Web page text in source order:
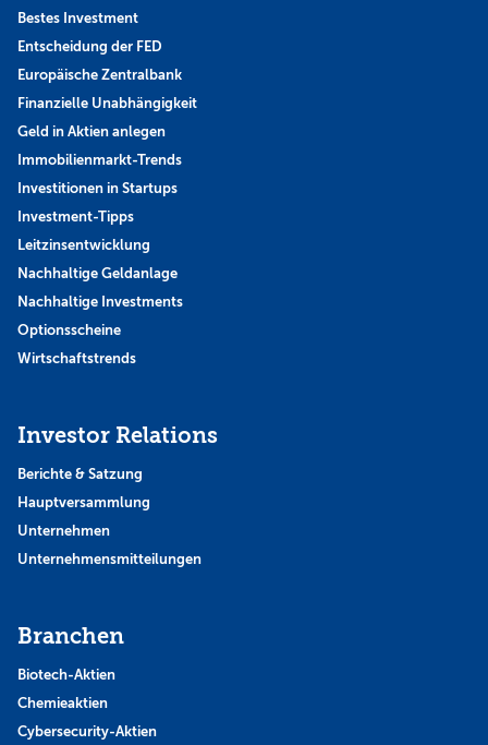
Bestes Investment
Entscheidung der FED
Europäische Zentralbank
Finanzielle Unabhängigkeit
Geld in Aktien anlegen
Immobilienmarkt-Trends
Investitionen in Startups
Investment-Tipps
Leitzinsentwicklung
Nachhaltige Geldanlage
Nachhaltige Investments
Optionsscheine
Wirtschaftstrends
Investor Relations
Berichte & Satzung
Hauptversammlung
Unternehmen
Unternehmensmitteilungen
Branchen
Biotech-Aktien
Chemieaktien
Cybersecurity-Aktien